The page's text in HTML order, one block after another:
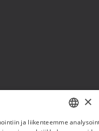
×
ja liikenteemme